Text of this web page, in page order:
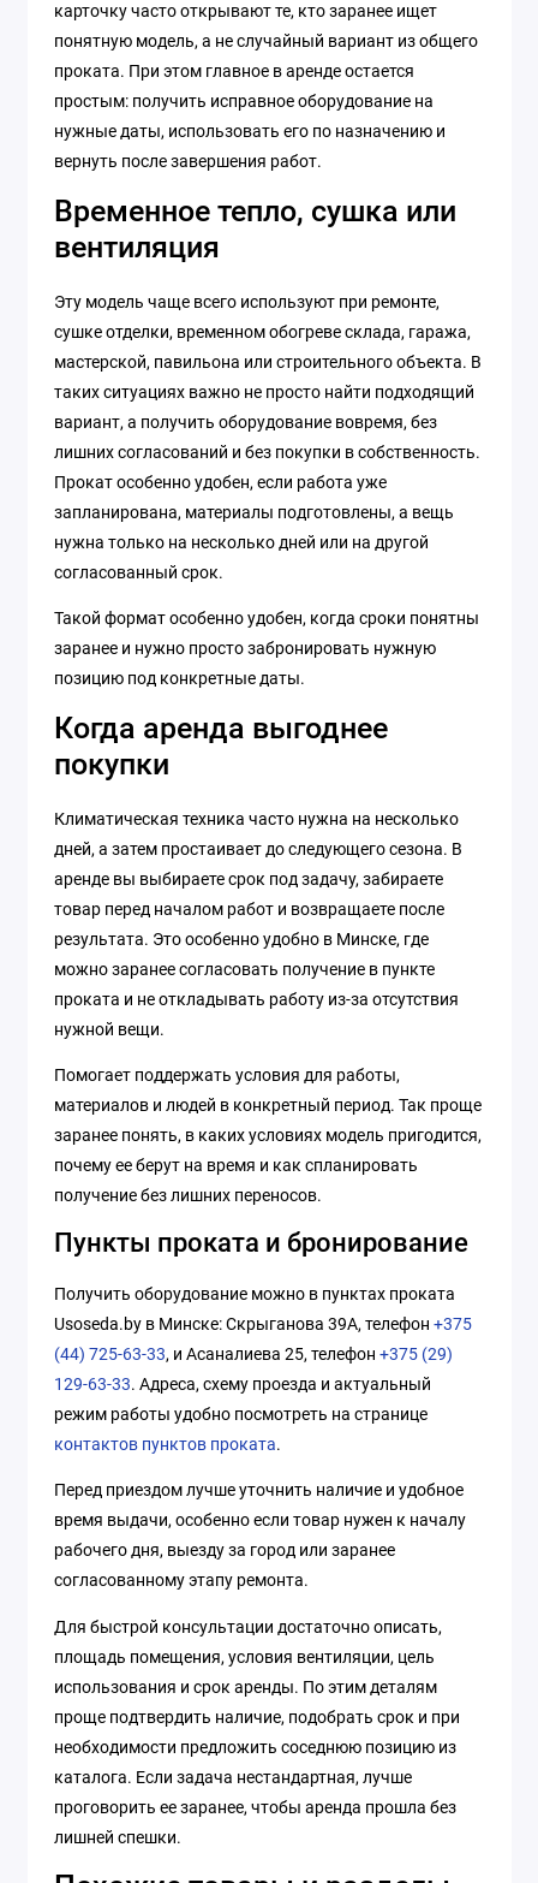
карточку часто открывают те, кто заранее ищет
понятную модель, а не случайный вариант из общего
проката. При этом главное в аренде остается
простым: получить исправное оборудование на
нужные даты, использовать его по назначению и
вернуть после завершения работ.
Временное тепло, сушка или
вентиляция
Эту модель чаще всего используют при ремонте,
сушке отделки, временном обогреве склада, гаража,
мастерской, павильона или строительного объекта. В
таких ситуациях важно не просто найти подходящий
вариант, а получить оборудование вовремя, без
лишних согласований и без покупки в собственность.
Прокат особенно удобен, если работа уже
запланирована, материалы подготовлены, а вещь
нужна только на несколько дней или на другой
согласованный срок.
Такой формат особенно удобен, когда сроки понятны
заранее и нужно просто забронировать нужную
позицию под конкретные даты.
Когда аренда выгоднее
покупки
Климатическая техника часто нужна на несколько
дней, а затем простаивает до следующего сезона. В
аренде вы выбираете срок под задачу, забираете
товар перед началом работ и возвращаете после
результата. Это особенно удобно в Минске, где
можно заранее согласовать получение в пункте
проката и не откладывать работу из-за отсутствия
нужной вещи.
Помогает поддержать условия для работы,
материалов и людей в конкретный период. Так проще
заранее понять, в каких условиях модель пригодится,
почему ее берут на время и как спланировать
получение без лишних переносов.
Пункты проката и бронирование
Получить оборудование можно в пунктах проката
Usoseda.by в Минске: Скрыганова 39А, телефон +375
(44) 725-63-33, и Асаналиева 25, телефон +375 (29)
129-63-33. Адреса, схему проезда и актуальный
режим работы удобно посмотреть на странице
контактов пунктов проката.
Перед приездом лучше уточнить наличие и удобное
время выдачи, особенно если товар нужен к началу
рабочего дня, выезду за город или заранее
согласованному этапу ремонта.
Для быстрой консультации достаточно описать,
площадь помещения, условия вентиляции, цель
использования и срок аренды. По этим деталям
проще подтвердить наличие, подобрать срок и при
необходимости предложить соседнюю позицию из
каталога. Если задача нестандартная, лучше
проговорить ее заранее, чтобы аренда прошла без
лишней спешки.